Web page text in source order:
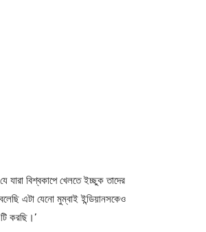
যারা বিশ্বকাপে খেলতে ইচ্ছুক তাদের
এটা যেনো মুম্বাই ইন্ডিয়ানসকেও
করছি।’